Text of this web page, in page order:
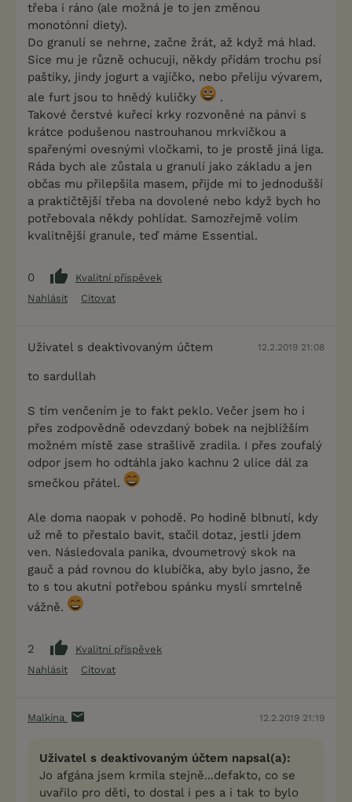
třeba i ráno (ale možná je to jen změnou
monotónní diety).
Do granulí se nehrne, začne žrát, až když má hlad.
Sice mu je různě ochucuji, někdy přidám trochu psí
paštiky, jindy jogurt a vajíčko, nebo přeliju vývarem,
ale furt jsou to hnědý kuličky
.
Takové čerstvé kuřecí krky rozvoněné na pánvi s
krátce podušenou nastrouhanou mrkvičkou a
spařenými ovesnými vločkami, to je prostě jiná liga.
Ráda bych ale zůstala u granulí jako základu a jen
občas mu přilepšila masem, přijde mi to jednodušší
a praktičtější třeba na dovolené nebo když bych ho
potřebovala někdy pohlídat. Samozřejmě volím
kvalitnější granule, teď máme Essential.
0
Kvalitní příspěvek
Nahlásit
Citovat
Uživatel s deaktivovaným účtem 12.2.2019 21:08
to sardullah
S tím venčením je to fakt peklo. Večer jsem ho i
přes zodpovědně odevzdaný bobek na nejbližším
možném místě zase strašlivě zradila. I přes zoufalý
odpor jsem ho odtáhla jako kachnu 2 ulice dál za
smečkou přátel.
Ale doma naopak v pohodě. Po hodině blbnutí, kdy
už mě to přestalo bavit, stačil dotaz, jestli jdem
ven. Následovala panika, dvoumetrový skok na
gauč a pád rovnou do klubíčka, aby bylo jasno, že
to s tou akutní potřebou spánku myslí smrtelně
vážně.
2
Kvalitní příspěvek
Nahlásit
Citovat
Malkina 12.2.2019 21:19
Uživatel s deaktivovaným účtem napsal(a):
Jo afgána jsem krmila stejně...defakto, co se
uvařilo pro děti, to dostal i pes a i tak to bylo